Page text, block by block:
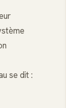
se dit :